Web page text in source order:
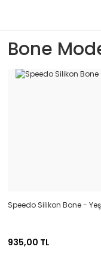
Bone
Speedo Silikon Bone -
935,00 TL